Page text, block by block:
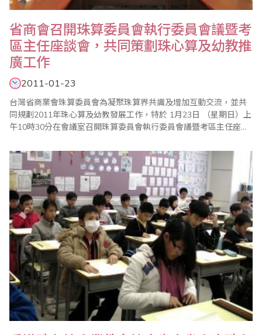
省商會召開珠算委員會執行委員會議暨考
區主任座談會，共同策劃珠心算及幼教推
廣工作
2011-01-23
台灣省商業會珠算委員會為凝聚珠算界共識及增加互動交流，並共
同規劃2011年珠心算及幼教發展工作，特於 1月23日 （星期日）上
午10時30分在會議室召開珠算委員會執行委員會議暨考區主任座談
度各項重點工作，除例行的珠心算檢定、數學評鑑、海峽兩岸珠心
算通信比賽外，同時為慶祝民國百年盛大舉辦2011年全國珠算界慶
祝世界珠算日大會，並舉辦全國珠..